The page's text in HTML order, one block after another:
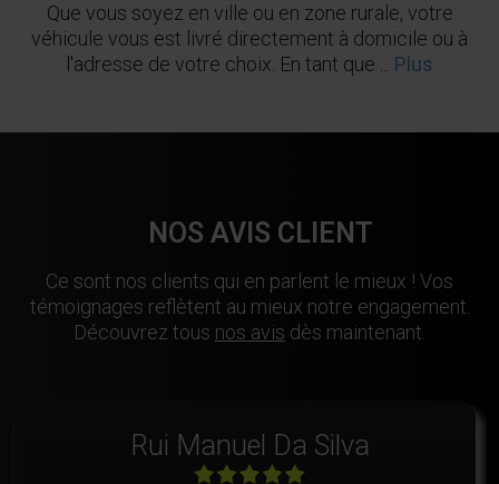
Que vous soyez en ville ou en zone rurale, votre
véhicule vous est livré directement à domicile ou à
l'adresse de votre choix. En tant que ... Plus
NOS AVIS CLIENT
Ce sont nos clients qui en parlent le mieux ! Vos
témoignages reflètent au mieux notre engagement.
Découvrez tous nos avis dès maintenant.
Rui Manuel Da Silva